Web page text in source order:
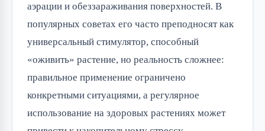
аэрации и обеззараживания поверхностей. В
популярных советах его часто преподносят как
универсальный стимулятор, способный
«оживить» растение, но реальность сложнее:
правильное применение ограничено
конкретными ситуациями, а регулярное
использование на здоровых растениях может